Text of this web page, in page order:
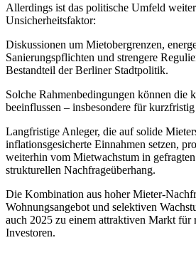
Allerdings ist das politische Umfeld
Unsicherheitsfaktor:
Diskussionen um Mietobergrenzen,
Sanierungspflichten und strengere
Bestandteil der Berliner Stadtpolitik.
Solche Rahmenbedingungen können die
beeinflussen – insbesondere für
Langfristige Anleger, die auf solide
inflationsgesicherte Einnahmen setzen,
weiterhin vom Mietwachstum in
strukturellen Nachfrageüberhang.
Die Kombination aus hoher Mieter-
Wohnungsangebot und selektiven
auch 2025 zu einem attraktiven Markt für
Investoren.